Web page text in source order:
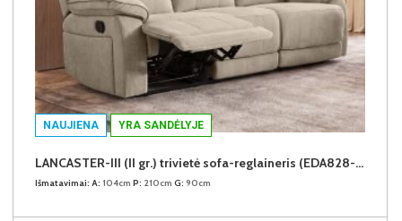
NAUJIENA YRA SANDĖLYJE
LANCASTER-III (II gr.) trivietė sofa-reglaineris (EDA828-02 Šviesiai rudas)
Išmatavimai: A: 104cm P: 210cm G: 90cm